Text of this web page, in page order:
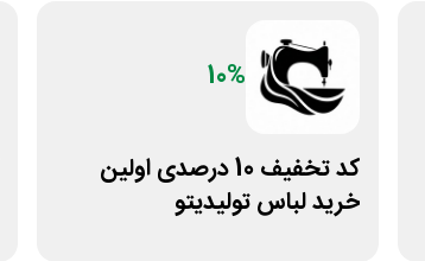
10%
کد تخفیف 10 درصدی اولین
خرید لباس تولیدیتو